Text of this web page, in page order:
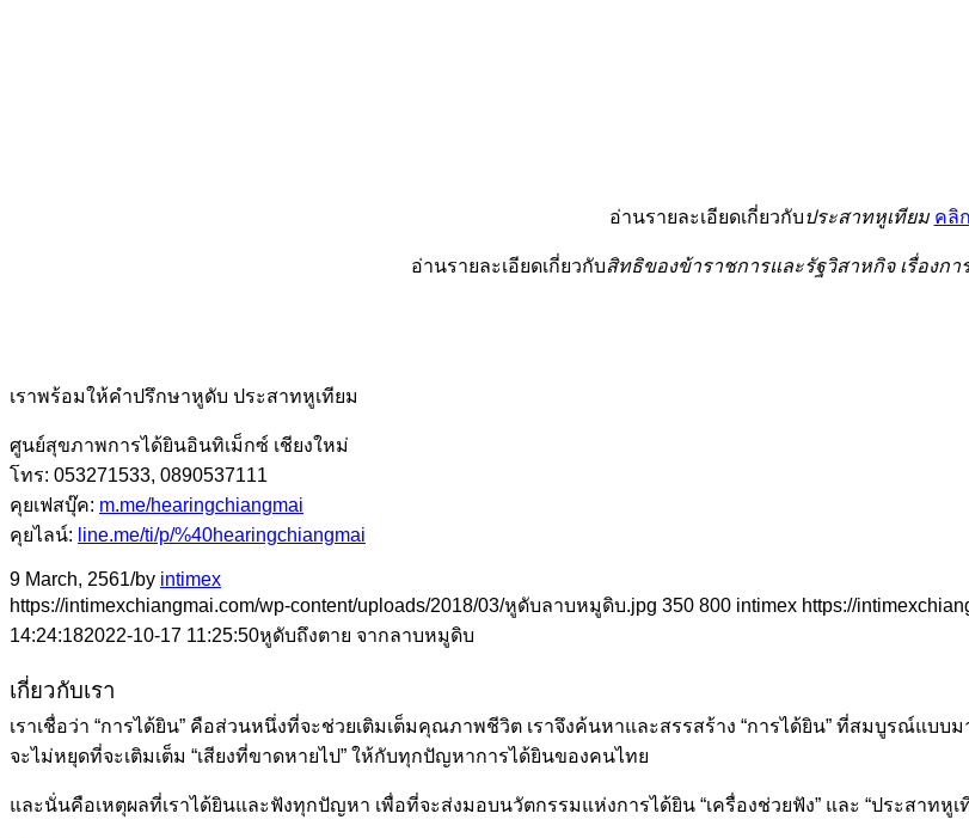
อ่านรายละเอียดเกี่ยวกับประสาทหูเทียม คลิ
อ่านรายละเอียดเกี่ยวกับสิทธิของข้าราชการและรัฐวิสาหกิจ เรื่องกา
เราพร้อมให้คำปรึกษาหูดับ ประสาทหูเทียม
ศูนย์สุขภาพการได้ยินอินทิเม็กซ์ เชียงใหม่
โทร: 053271533, 0890537111
คุยเฟสบุ๊ค: m.me/hearingchiangmai
คุยไลน์: line.me/ti/p/%40hearingchiangmai
9 March, 2561/by intimex
https://intimexchiangmai.com/wp-content/uploads/2018/03/หูดับลาบหมูดิบ.jpg 350 800 intimex https://
14:24:182022-10-17 11:25:50หูดับถึงตาย จากลาบหมูดิบ
เกี่ยวกับเรา
เราเชื่อว่า “การได้ยิน” คือส่วนหนึ่งที่จะช่วยเติมเต็มคุณภาพชีวิต เราจึงค้นหาและสรรสร้าง “การได้ยิน” ที่สมบูรณ์แบ
จะไม่หยุดที่จะเติมเต็ม “เสียงที่ขาดหายไป” ให้กับทุกปัญหาการได้ยินของคนไทย
และนั่นคือเหตุผลที่เราได้ยินและฟังทุกปัญหา เพื่อที่จะส่งมอบนวัตกรรมแห่งการได้ยิน “เครื่องช่วยฟัง” และ “ประสาท